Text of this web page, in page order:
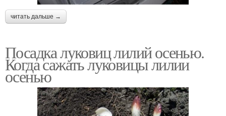
читать дальше →
Посадка луковиц лилий осенью.
Когда сажать луковицы лилии
осенью